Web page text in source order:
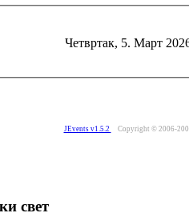
Четвртак, 5. Март
JEvents v1.5.2 Copyright © 2006-
свет